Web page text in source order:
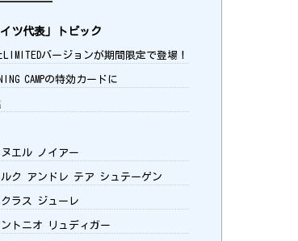
ツ代表」トピック
バージョンが期間限定で登場！
CAMPの特効カードに
エル ノイアー
ク アンドレ テア シュテーゲン
ラス ジューレ
トニオ リュディガー